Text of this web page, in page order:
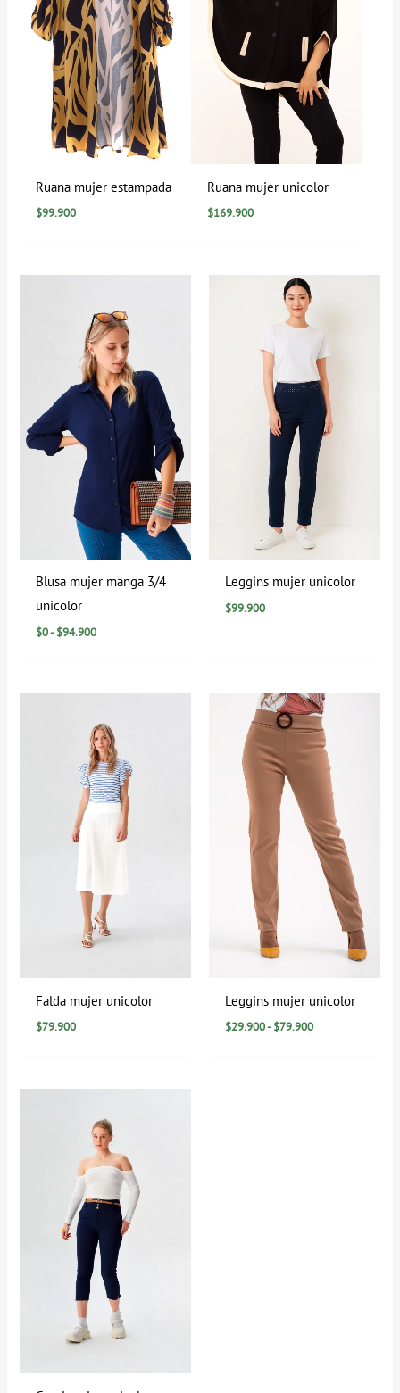
Ruana mujer estampada
$99.900
Ruana mujer unicolor
$169.900
Blusa mujer manga 3/4
unicolor
$0- $94.900
precios:
desde
$0
hasta
$94.900
Leggins mujer unicolor
$99.900
Falda mujer unicolor
$79.900
Leggins mujer unicolor
$29.900- $79.900
Rango
de
precios:
desde
$29.900
hasta
$79.900